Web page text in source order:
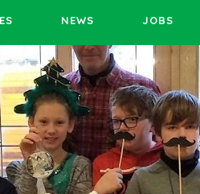
NEWS JOBS